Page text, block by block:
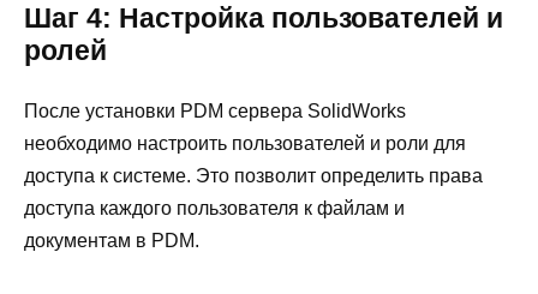
Шаг 4: Настройка пользователей и
ролей
После установки PDM сервера SolidWorks
необходимо настроить пользователей и роли для
доступа к системе. Это позволит определить права
доступа каждого пользователя к файлам и
документам в PDM.